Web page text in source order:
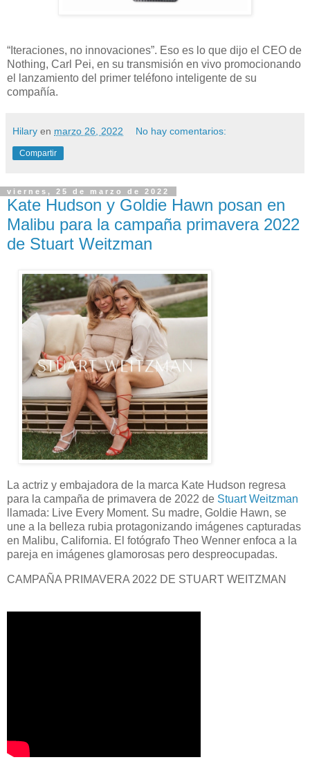
“Iteraciones, no innovaciones”. Eso es lo que dijo el CEO de
Nothing, Carl Pei, en su transmisión en vivo promocionando
el lanzamiento del primer teléfono inteligente de su
compañía.
Hilary en marzo 26, 2022 No hay comentarios:
Compartir
viernes, 25 de marzo de 2022
Kate Hudson y Goldie Hawn posan en
Malibu para la campaña primavera 2022
de Stuart Weitzman
La actriz y embajadora de la marca Kate Hudson regresa
para la campaña de primavera de 2022 de Stuart Weitzman
llamada: Live Every Moment. Su madre, Goldie Hawn, se
une a la belleza rubia protagonizando imágenes capturadas
en Malibu, California. El fotógrafo Theo Wenner enfoca a la
pareja en imágenes glamorosas pero despreocupadas.
CAMPAÑA PRIMAVERA 2022 DE STUART WEITZMAN